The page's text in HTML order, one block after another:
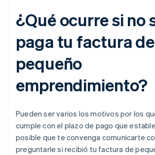
¿Qué ocurre si no
paga tu factura de
pequeño
emprendimiento?
Pueden ser varios los motivos por los
cumple con el plazo de pago que
posible que te convenga comunicarte
preguntarle si recibió tu factura de